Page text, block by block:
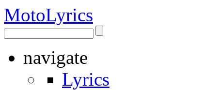
MotoLyrics
navigate
Lyrics